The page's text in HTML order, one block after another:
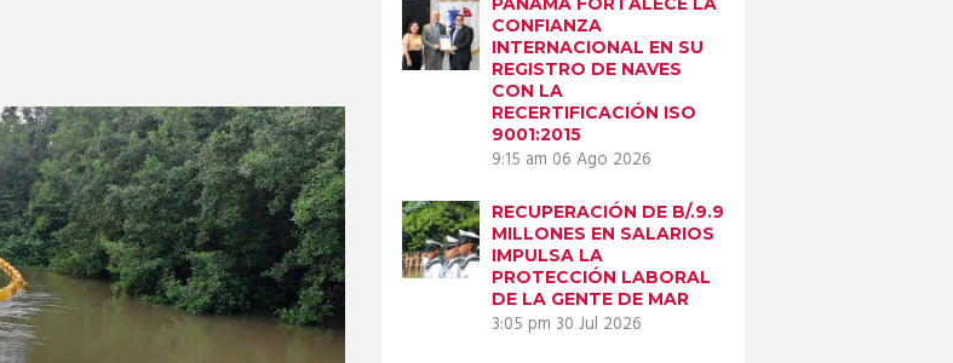
CONFIANZA
INTERNACIONAL EN SU
REGISTRO DE NAVES
CON LA
RECERTIFICACIÓN ISO
9001:2015
9:15 am 06 Ago 2026
RECUPERACIÓN DE B/.9.9
MILLONES EN SALARIOS
IMPULSA LA
PROTECCIÓN LABORAL
DE LA GENTE DE MAR
3:05 pm 30 Jul 2026